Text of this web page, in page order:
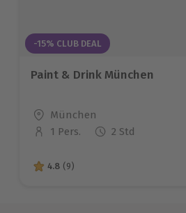
-15% CLUB DEAL
Paint & Drink München
Standort
München
Anzahl der Teilnehmer
1 Pers. 2 Std
4.8 von 5 Sternen basierend
4.8 (9)